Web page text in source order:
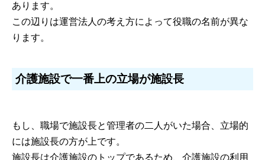
あります。
この辺りは運営法人の考え方によって役職の名前が異な
ります。
介護施設で一番上の立場が施設長
もし、職場で施設長と管理者の二人がいた場合、立場的
には施設長の方が上です。
施設長は介護施設のトップであるため、介護施設の利用